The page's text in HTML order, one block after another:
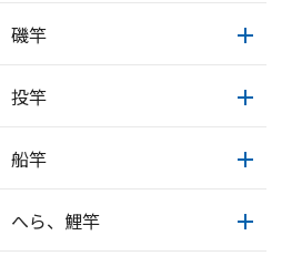
磯竿
投竿
船竿
へら、鯉竿